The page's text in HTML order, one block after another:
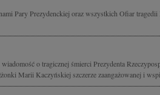
Pary Prezydenckiej oraz wszystkich Ofiar tragedii
o tragicznej śmierci Prezydenta
Marii Kaczyńskiej szczerze zaangażowanej i